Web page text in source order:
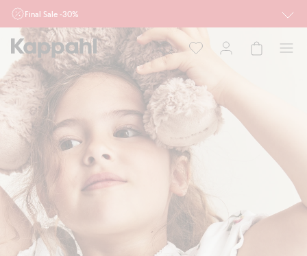
Final Sale -30%
Ważne przy zakupie min. 2 sztuk produktów włączonych w ofertę, również z
działu outlet do 10.8 w sklepach Kappahl i Newbie oraz na kappahl.com. Ofert
nie łączymy
Kobieta Mężczyzna Dziecko
Newbie